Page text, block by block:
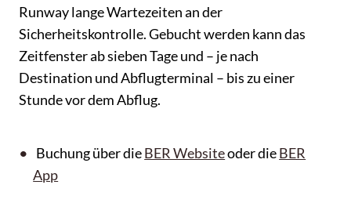
Runway lange Wartezeiten an der
Sicherheitskontrolle. Gebucht werden kann das
Zeitfenster ab sieben Tage und – je nach
Destination und Abflugterminal – bis zu einer
Stunde vor dem Abflug.
Buchung über dieBER Websiteoder dieBER
App